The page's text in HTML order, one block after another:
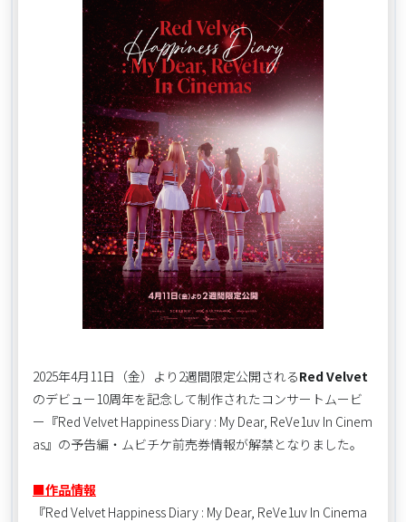
2025年4月11日（金）より2週間限定公開されるRed Velvet
のデビュー10周年を記念して制作されたコンサートムービ
ー『Red Velvet Happiness Diary : My Dear, ReVe1uv In Cinem
as』の予告編・ムビチケ前売券情報が解禁となりました。
■作品情報
『Red Velvet Happiness Diary : My Dear, ReVe1uv In Cinema